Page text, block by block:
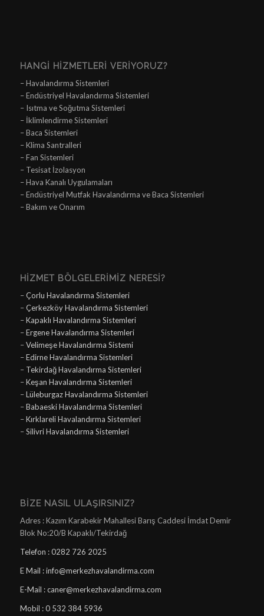
HANGI HIZMETLERI VERIYORUZ?
– Havalandırma Sistemleri
– Endüstriyel Havalandırma Sistemleri
– Isıtma ve Soğutma Sistemleri
– İklimlendirme Sistemleri
– Baca Sistemleri
– Klima Santralleri
– Fan Sistemleri
– Tesisat İzolasyon
– Hava Kanalı Uygulamaları
– Endüstriyel Mutfak Havalandırma ve Baca Sistemleri
– Bakım ve Onarım
HIZMET BÖLGELERIMIZ NERESI?
–Çorlu Havalandırma Sistemleri
–Çerkezköy Havalandırma Sistemleri
–Kapaklı Havalandırma Sistemleri
–Ergene Havalandırma Sistemleri
–Velimeşe Havalandırma Sistemi
–Edirne Havalandırma Sistemleri
– Tekirdağ Havalandırma Sistemleri
–Keşan Havalandırma Sistemleri
–Lüleburgaz Havalandırma Sistemleri
–Babaeski Havalandırma Sistemleri
–Kırklareli Havalandırma Sistemleri
–Silivri Havalandırma Sistemleri
BIZE NASIL ULAŞIRSINIZ?
Adres : Kazım Karabekir Mahallesi Barış Caddesi İmdat Demir
Blok No:20/B Kapaklı/Tekirdağ
Telefon : 0282 726 2025
E Mail : info@merkezhavalandirma.com
E-Mail : caner@merkezhavalandirma.com
Mobil : 0 532 384 5936